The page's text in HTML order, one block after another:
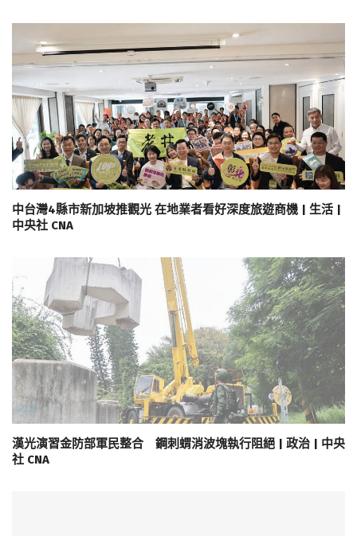
中台灣4縣市新加坡推觀光 在地業者看好深度旅遊商機 | 生活 |
中央社 CNA
漢光演習金防部軍民整合 鋼刺蝟消波塊執行阻絕 | 政治 | 中央
社 CNA